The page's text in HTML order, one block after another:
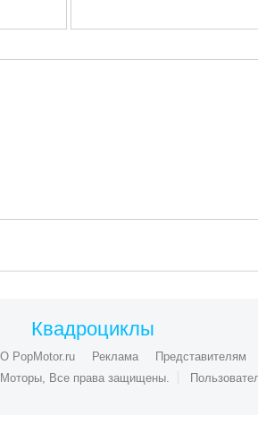
Квадроциклы
О PopMotor.ru Реклама Представителям
Все права защищены.